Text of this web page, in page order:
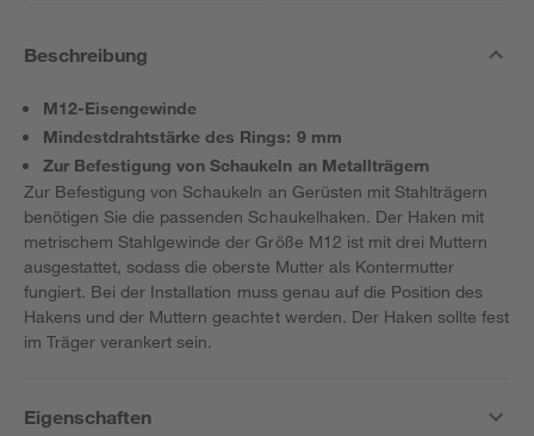
Beschreibung
M12-Eisengewinde
Mindestdrahtstärke des Rings: 9 mm
Zur Befestigung von Schaukeln an Metallträgern
Zur Befestigung von Schaukeln an Gerüsten mit Stahlträgern
benötigen Sie die passenden Schaukelhaken. Der Haken mit
metrischem Stahlgewinde der Größe M12 ist mit drei Muttern
ausgestattet, sodass die oberste Mutter als Kontermutter
fungiert. Bei der Installation muss genau auf die Position des
Hakens und der Muttern geachtet werden. Der Haken sollte fest
im Träger verankert sein.
Eigenschaften